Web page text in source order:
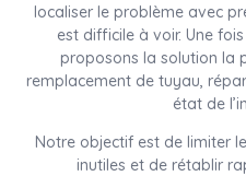
localiser le problème avec
est difficile à voir. Une
proposons la solution la
remplacement de tuyau,
état de
Notre objectif est de limiter
inutiles et de rétablir